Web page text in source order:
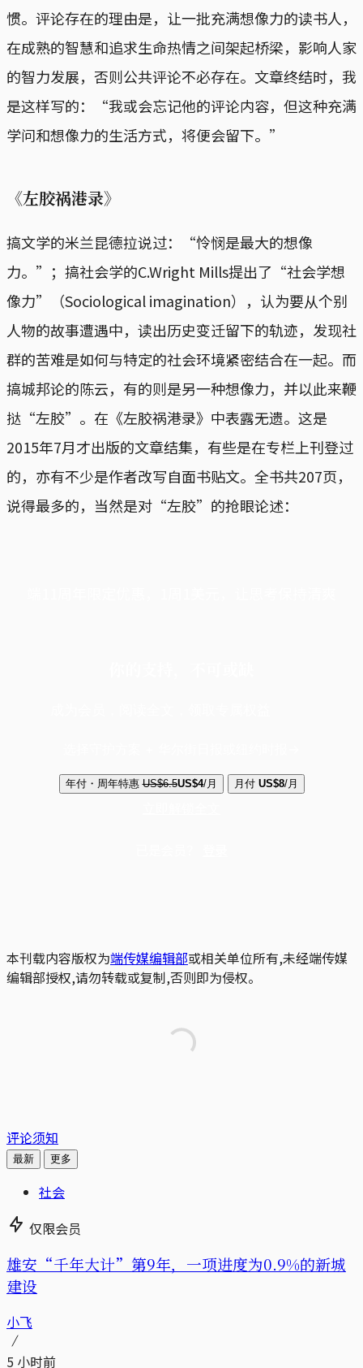
惯。评论存在的理由是，让一批充满想像力的读书人，
在成熟的智慧和追求生命热情之间架起桥梁，影响人家
的智力发展，否则公共评论不必存在。文章终结时，我
是这样写的：“我或会忘记他的评论内容，但这种充满
学问和想像力的生活方式，将便会留下。”
《左胶祸港录》
搞文学的米兰昆德拉说过：“怜悯是最大的想像
力。”；搞社会学的C.Wright Mills提出了“社会学想
像力”（Sociological imagination），认为要从个别
人物的故事遭遇中，读出历史变迁留下的轨迹，发现社
群的苦难是如何与特定的社会环境紧密结合在一起。而
搞城邦论的陈云，有的则是另一种想像力，并以此来鞭
挞“左胶”。在《左胶祸港录》中表露无遗。这是
2015年7月才出版的文章结集，有些是在专栏上刊登过
的，亦有不少是作者改写自面书贴文。全书共207页，
说得最多的，当然是对“左胶”的抢眼论述：
年付・周年特惠 US$6.5US$4/月 月付 US$8/月
本刊载内容版权为端传媒编辑部或相关单位所有,未经端传媒
编辑部授权,请勿转载或复制,否则即为侵权。
评论须知
最新 更多
社会
仅限会员
雄安“千年大计”第9年，一项进度为0.9%的新城
建设
小飞
5 小时前